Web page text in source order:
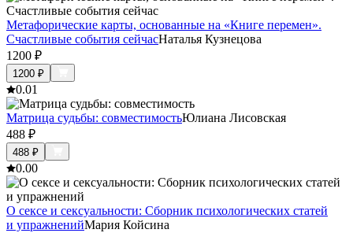
Метафорические карты, основанные на «Книге перемен».
Счастливые события сейчасНаталья Кузнецова
1200 ₽
1200 ₽
0.01
Матрица судьбы: совместимостьЮлиана Лисовская
488 ₽
488 ₽
0.00
О сексе и сексуальности: Сборник психологических статей
и упражненийМария Койсина